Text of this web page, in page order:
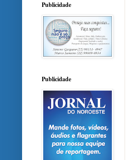
Publicidade
Publicidade